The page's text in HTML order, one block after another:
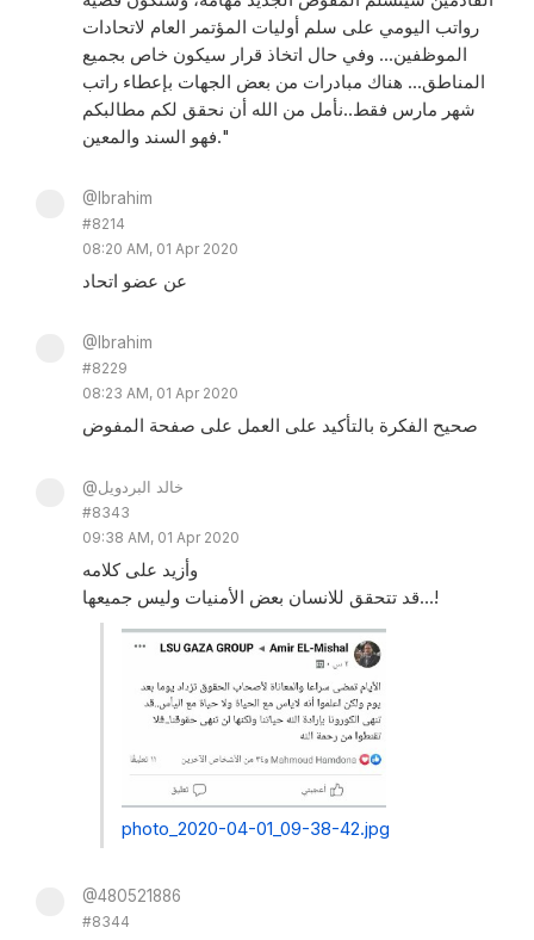
رواتب اليومي على سلم أوليات المؤتمر العام لاتحادات
الموظفين... وفي حال اتخاذ قرار سيكون خاص بجميع
المناطق... هناك مبادرات من بعض الجهات بإعطاء راتب
شهر مارس فقط..نأمل من الله أن نحقق لكم مطالبكم
فهو السند والمعين."
@Ibrahim
#8214
08:20 AM, 01 Apr 2020
عن عضو اتحاد
@Ibrahim
#8229
08:23 AM, 01 Apr 2020
صحيح الفكرة بالتأكيد على العمل على صفحة المفوض
@خالد البردويل
#8343
09:38 AM, 01 Apr 2020
وأزيد على كلامه
قد تتحقق للانسان بعض الأمنيات وليس جميعها...!
photo_2020-04-01_09-38-42.jpg
@480521886
#8344